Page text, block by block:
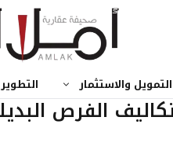
التمويل والاستثمار